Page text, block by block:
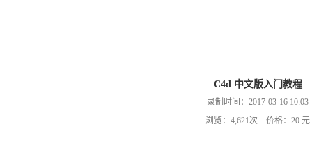
C4d 中文版入门教程
录制时间：2017-03-16 10:03
浏览：4,621次 价格：20 元